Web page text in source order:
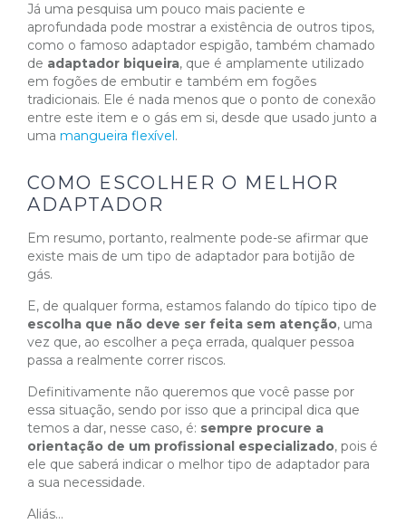
Já uma pesquisa um pouco mais paciente e
aprofundada pode mostrar a existência de outros tipos,
como o famoso adaptador espigão, também chamado
de adaptador biqueira, que é amplamente utilizado
em fogões de embutir e também em fogões
tradicionais. Ele é nada menos que o ponto de conexão
entre este item e o gás em si, desde que usado junto a
uma mangueira flexível.
COMO ESCOLHER O MELHOR
ADAPTADOR
Em resumo, portanto, realmente pode-se afirmar que
existe mais de um tipo de adaptador para botijão de
gás.
E, de qualquer forma, estamos falando do típico tipo de
escolha que não deve ser feita sem atenção, uma
vez que, ao escolher a peça errada, qualquer pessoa
passa a realmente correr riscos.
Definitivamente não queremos que você passe por
essa situação, sendo por isso que a principal dica que
temos a dar, nesse caso, é: sempre procure a
orientação de um profissional especializado, pois é
ele que saberá indicar o melhor tipo de adaptador para
a sua necessidade.
Aliás…